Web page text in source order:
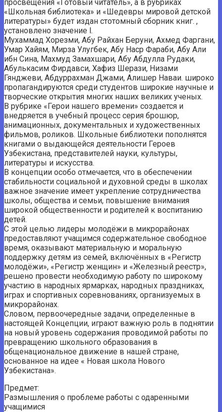
просвещения «Готовый читатель», а в рубриках
«Школьная библиотека» и «Шедевры мировой детской
литературы» будет издан стотомный сборник книг. ,
установлено значение l.
Мухаммад Хорезми, Абу Райхан Беруни, Ахмед Фаргани,
Умар Хайям, Мирза Улугбек, Абу Наср Фараби, Абу Али
ибн Сина, Махмуд Замахшари, Абу Абдулла Рудаки,
Абулькасим Фирдавси, Хафиз Шерази, Низами
Гянджеви, Абдуррахман Джами, Алишер Наваи. широко
пропагандируются среди студентов широкие научные и
творческие открытия многих наших великих ученых.
В рубрике «Герои нашего времени» создается и
внедряется в учебный процесс серия брошюр,
анимационных, документальных и художественных
фильмов, роликов. Школьные библиотеки пополнятся
книгами о выдающейся деятельности Героев
Узбекистана, представителей науки, культуры,
литературы и искусства.
В концепции особо отмечается, что в обеспечении
стабильности социальной и духовной среды в школах
важное значение имеет укрепление сотрудничества
школы, общества и семьи, повышение внимания
широкой общественности и родителей к воспитанию
детей.
С этой целью лидеры молодёжи в микрорайонах
предоставляют учащимся содержательное свободное
время, оказывают материальную и моральную
поддержку детям из семей, включённых в «Регистр
молодёжи», «Регистр женщин» и «Железный реестр»,
решено провести необходимую работу по широкому
участию в народных ярмарках, народных праздниках,
играх и спортивных соревнованиях, организуемых в
микрорайонах.
Словом, первоочередные задачи, определенные в
настоящей Концепции, играют важную роль в поднятии
на новый уровень содержания проводимой работы по
превращению школьного образования в
общенациональное движение в нашей стране,
основанное на идее « Новая школа Нового
Узбекистана».
Предмет:
Размышления о проблеме работы с одаренными
учащимися